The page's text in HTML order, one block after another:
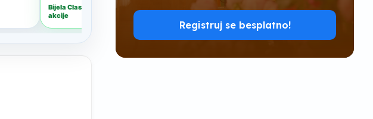
Registruj se besplatno!